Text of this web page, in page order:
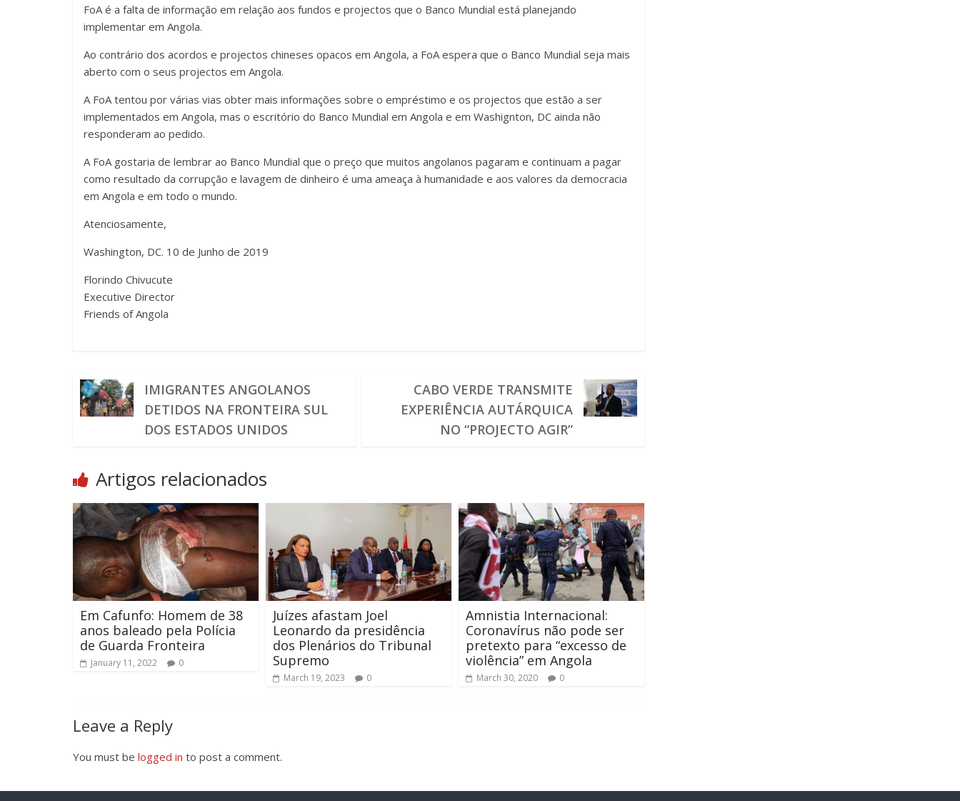
FoA é a falta de informação em relação aos fundos e projectos que o Banco Mundial está planejando
implementar em Angola.
Ao contrário dos acordos e projectos chineses opacos em Angola, a FoA espera que o Banco Mundial seja mais
aberto com o seus projectos em Angola.
A FoA tentou por várias vias obter mais informações sobre o empréstimo e os projectos que estão a ser
implementados em Angola, mas o escritório do Banco Mundial em Angola e em Washignton, DC ainda não
responderam ao pedido.
A FoA gostaria de lembrar ao Banco Mundial que o preço que muitos angolanos pagaram e continuam a pagar
como resultado da corrupção e lavagem de dinheiro é uma ameaça à humanidade e aos valores da democracia
em Angola e em todo o mundo.
Atenciosamente,
Washington, DC. 10 de Junho de 2019
Florindo Chivucute
Executive Director
Friends of Angola
IMIGRANTES ANGOLANOS
DETIDOS NA FRONTEIRA SUL
DOS ESTADOS UNIDOS
CABO VERDE TRANSMITE
EXPERIÊNCIA AUTÁRQUICA
NO “PROJECTO AGIR”
Artigos relacionados
Em Cafunfo: Homem de 38
anos baleado pela Polícia
de Guarda Fronteira
January 11, 2022 0
Juízes afastam Joel
Leonardo da presidência
dos Plenários do Tribunal
Supremo
March 19, 2023 0
Amnistia Internacional:
Coronavírus não pode ser
pretexto para “excesso de
violência” em Angola
March 30, 2020 0
Leave a Reply
You must be logged in to post a comment.